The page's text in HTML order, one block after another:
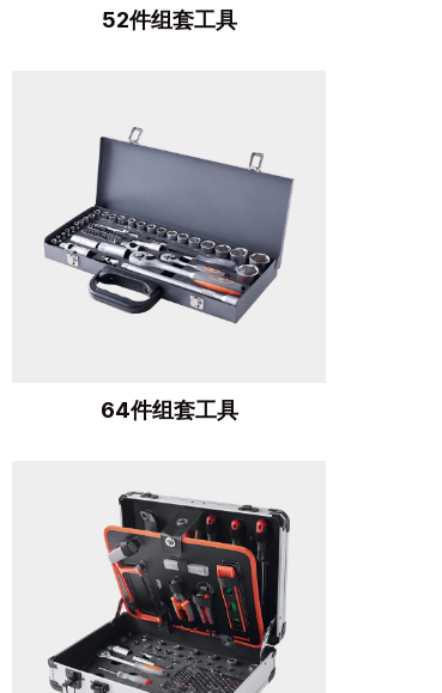
52件组套工具
64件组套工具